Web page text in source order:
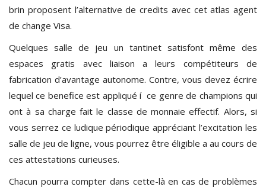
brin proposent l’alternative de credits avec cet atlas agent
de change Visa.
Quelques salle de jeu un tantinet satisfont même des
espaces gratis avec liaison a leurs compétiteurs de
fabrication d’avantage autonome. Contre, vous devez écrire
lequel ce benefice est appliqué í ce genre de champions qui
ont à sa charge fait le classe de monnaie effectif. Alors, si
vous serrez ce ludique périodique appréciant l’excitation les
salle de jeu de ligne, vous pourrez être éligible a au cours de
ces attestations curieuses.
Chacun pourra compter dans cette-là en cas de problèmes